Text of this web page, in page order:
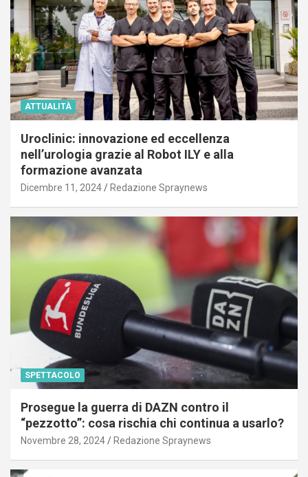
ATTUALITÀ
Uroclinic: innovazione ed eccellenza
nell’urologia grazie al Robot ILY e alla
formazione avanzata
Dicembre 11, 2024 Redazione Spraynews
SPETTACOLO
Prosegue la guerra di DAZN contro il
“pezzotto”: cosa rischia chi continua a usarlo?
Novembre 28, 2024 Redazione Spraynews